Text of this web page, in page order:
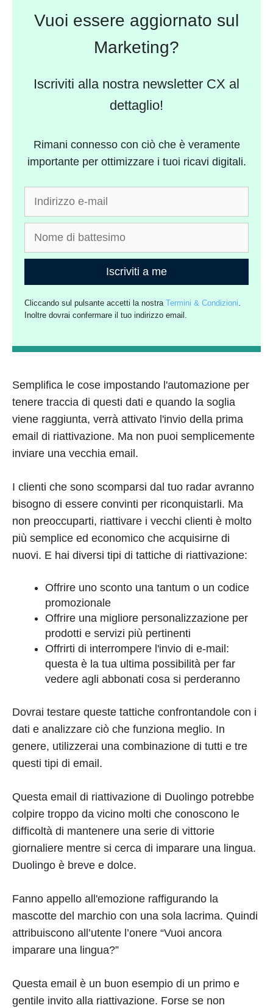
Vuoi essere aggiornato sul
Marketing?
Iscriviti alla nostra newsletter CX al
dettaglio!
Rimani connesso con ciò che è veramente
importante per ottimizzare i tuoi ricavi digitali.
Iscriviti a me
Cliccando sul pulsante accetti la nostraTermini & Condizioni.
Inoltre dovrai confermare il tuo indirizzo email.
Semplifica le cose impostando l'automazione per
tenere traccia di questi dati e quando la soglia
viene raggiunta, verrà attivato l'invio della prima
email di riattivazione. Ma non puoi semplicemente
inviare una vecchia email.
I clienti che sono scomparsi dal tuo radar avranno
bisogno di essere convinti per riconquistarli. Ma
non preoccuparti, riattivare i vecchi clienti è molto
più semplice ed economico che acquisirne di
nuovi. E hai diversi tipi di tattiche di riattivazione:
Offrire uno sconto una tantum o un codice
promozionale
Offrire una migliore personalizzazione per
prodotti e servizi più pertinenti
Offrirti di interrompere l'invio di e-mail:
questa è la tua ultima possibilità per far
vedere agli abbonati cosa si perderanno
Dovrai testare queste tattiche confrontandole con i
dati e analizzare ciò che funziona meglio. In
genere, utilizzerai una combinazione di tutti e tre
questi tipi di email.
Questa email di riattivazione di Duolingo potrebbe
colpire troppo da vicino molti che conoscono le
difficoltà di mantenere una serie di vittorie
giornaliere mentre si cerca di imparare una lingua.
Duolingo è breve e dolce.
Fanno appello all'emozione raffigurando la
mascotte del marchio con una sola lacrima. Quindi
attribuiscono all’utente l’onere “Vuoi ancora
imparare una lingua?”
Questa email è un buon esempio di un primo e
gentile invito alla riattivazione. Forse se non